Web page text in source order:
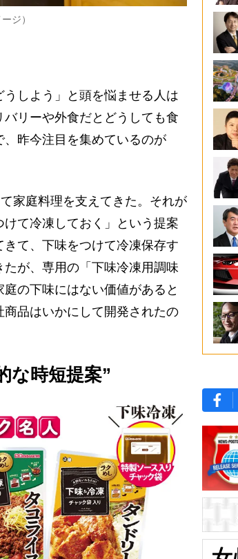
ジ）
しよう」と頭を悩ませる人は
リーや外食だとどうしても食
昨今注目を集めているのが
家庭料理を支えてきた。それが
て冷凍しておく」という提案
て、下味をつけて冷凍保存す
が、専用の「下味冷凍用調味
の下味にはない価値があると
品はいかにして開発されたの
な時短提案”